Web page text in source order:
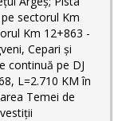
sectorul Km
Km 12+863 -
Cepari și
continuă pe DJ
L=2.710 KM în
Temei de